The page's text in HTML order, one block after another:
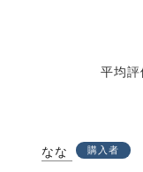
足元で汚れがち
ブジャブと水洗
なな 購入者